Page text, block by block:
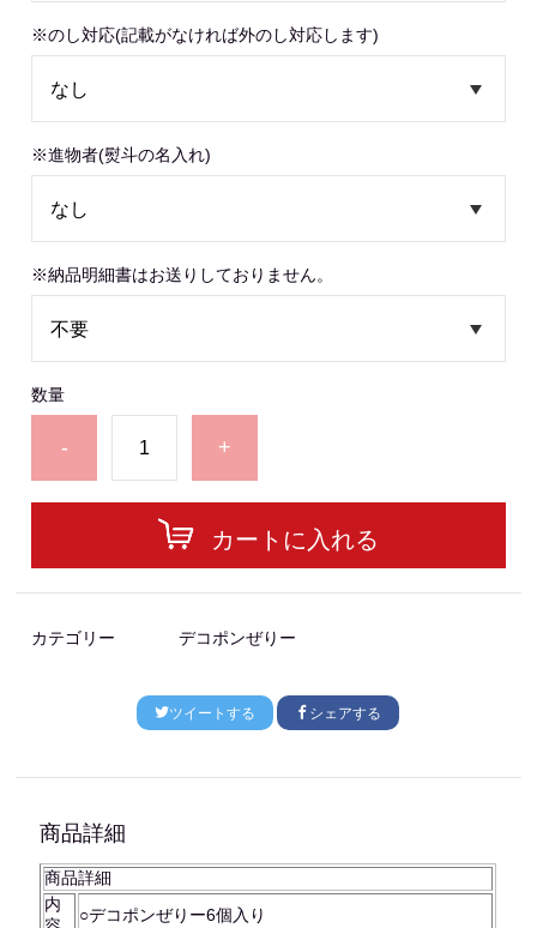
※のし対応(記載がなければ外のし対応します)
※進物者(熨斗の名入れ)
※納品明細書はお送りしておりません。
数量
- +
カートに入れる
カテゴリー デコポンぜりー
ツイートする シェアする
商品詳細
商品詳細
内
○デコポンぜりー6個入り